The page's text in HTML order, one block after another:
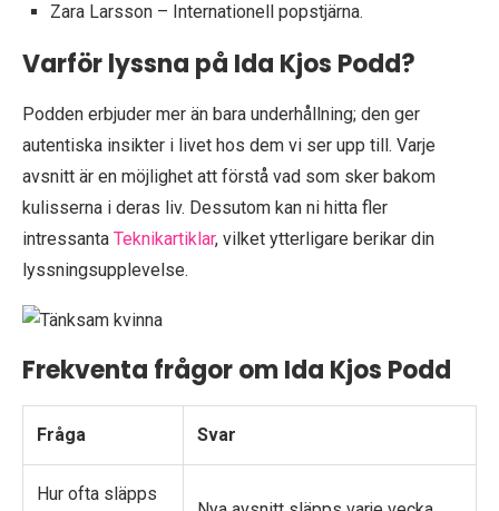
Zara Larsson – Internationell popstjärna.
Varför lyssna på Ida Kjos Podd?
Podden erbjuder mer än bara underhållning; den ger
autentiska insikter i livet hos dem vi ser upp till. Varje
avsnitt är en möjlighet att förstå vad som sker bakom
kulisserna i deras liv. Dessutom kan ni hitta fler
intressanta Teknikartiklar, vilket ytterligare berikar din
lyssningsupplevelse.
Frekventa frågor om Ida Kjos Podd
Fråga Svar
Hur ofta släpps